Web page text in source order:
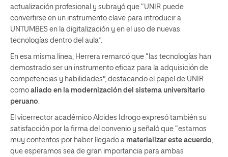
actualización profesional y subrayó que “UNIR puede
convertirse en un instrumento clave para introducir a
UNTUMBES en la digitalización y en el uso de nuevas
tecnologías dentro del aula”.
En esa misma línea, Herrera remarcó que “las tecnologías han
demostrado ser un instrumento eficaz para la adquisición de
competencias y habilidades”, destacando el papel de UNIR
como aliado en la modernización del sistema universitario
peruano.
El vicerrector académico Alcides Idrogo expresó también su
satisfacción por la firma del convenio y señaló que “estamos
muy contentos por haber llegado a materializar este acuerdo,
que esperamos sea de gran importancia para ambas